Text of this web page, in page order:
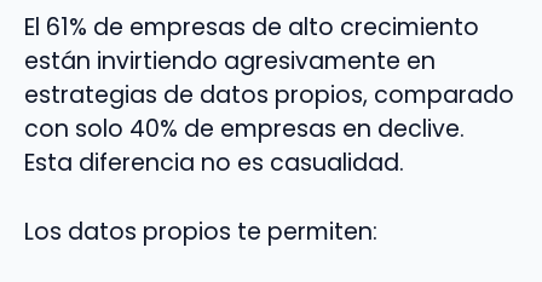
El 61% de empresas de alto crecimiento
están invirtiendo agresivamente en
estrategias de datos propios, comparado
con solo 40% de empresas en declive.
Esta diferencia no es casualidad.
Los datos propios te permiten: